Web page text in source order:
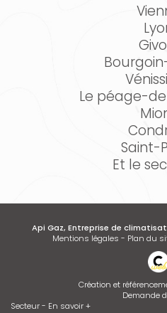
Le péage-
Saint-
Et le
Api Gaz, Entreprise de
Mentions légales - Plan du
Création et
Demande
Secteur- En savoir +